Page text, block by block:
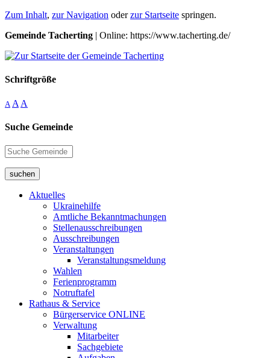
Zum Inhalt, zur Navigation oderzur Startseite springen.
Gemeinde Tacherting | Online: https://www.tacherting.de/
Schriftgröße
A A A
Suche Gemeinde
suchen
Aktuelles
Ukrainehilfe
Amtliche Bekanntmachungen
Stellenausschreibungen
Ausschreibungen
Veranstaltungen
Veranstaltungsmeldung
Wahlen
Ferienprogramm
Notruftafel
Rathaus & Service
Bürgerservice ONLINE
Verwaltung
Mitarbeiter
Sachgebiete